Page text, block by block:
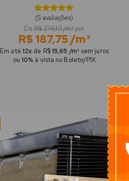
(5 avaliações)
De R$ 276,10 /m² por
R$ 187,75 /m²
Em até 12x de R$15,65 /m² sem juros
ou 10% à vista no Boleto/PIX